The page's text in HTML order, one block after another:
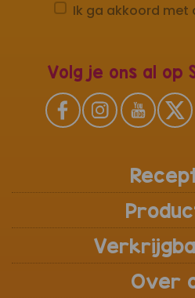
Ik ga akkoord met
Volg je ons al op
Over